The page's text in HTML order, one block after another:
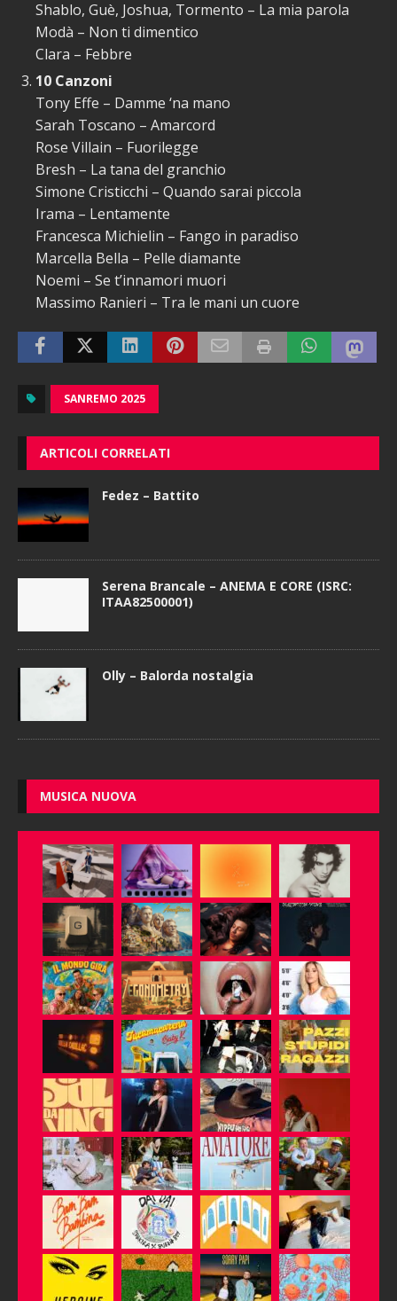
Shablo, Guè, Joshua, Tormento – La mia parola
Modà – Non ti dimentico
Clara – Febbre
10 Canzoni
Tony Effe – Damme ‘na mano
Sarah Toscano – Amarcord
Rose Villain – Fuorilegge
Bresh – La tana del granchio
Simone Cristicchi – Quando sarai piccola
Irama – Lentamente
Francesca Michielin – Fango in paradiso
Marcella Bella – Pelle diamante
Noemi – Se t’innamori muori
Massimo Ranieri – Tra le mani un cuore
SANREMO 2025
ARTICOLI CORRELATI
Fedez – Battito
Serena Brancale – ANEMA E CORE (ISRC:
ITAA82500001)
Olly – Balorda nostalgia
MUSICA NUOVA